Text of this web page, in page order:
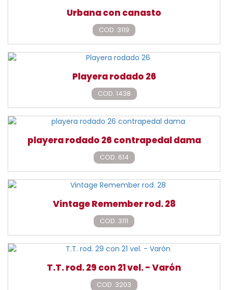
Urbana con canasto
COD. 3119
Playera rodado 26
COD. 1438
playera rodado 26 contrapedal dama
COD. 614
Vintage Remember rod. 28
COD. 3111
T.T. rod. 29 con 21 vel. - Varón
COD. 3203